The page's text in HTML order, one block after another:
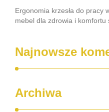
Ergonomia krzesła do pracy
mebel dla zdrowia i komfortu
Najnowsze
Archiwa